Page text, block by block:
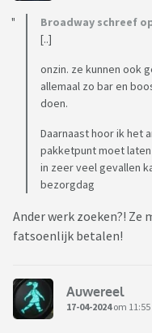
Broadway schreef op
[..]
onzin. ze kunnen ook
allemaal zo bar en
doen.
Daarnaast hoor ik het
pakketpunt moet
in zeer veel gevallen
bezorgdag
Ander werk zoeken?! Ze
fatsoenlijk betalen!
Auwereel
17-04-2024om 11:55